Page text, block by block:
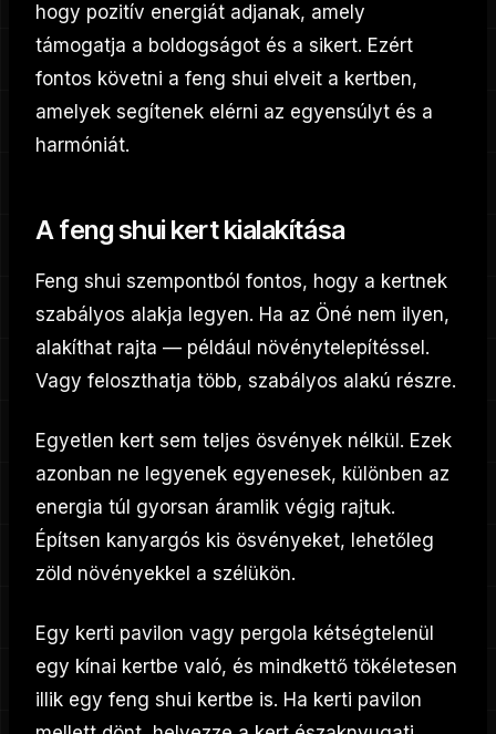
hogy pozitív energiát adjanak, amely
támogatja a boldogságot és a sikert. Ezért
fontos követni a feng shui elveit a kertben,
amelyek segítenek elérni az egyensúlyt és a
harmóniát.
A feng shui kert kialakítása
Feng shui szempontból fontos, hogy a kertnek
szabályos alakja legyen. Ha az Öné nem ilyen,
alakíthat rajta — például növénytelepítéssel.
Vagy feloszthatja több, szabályos alakú részre.
Egyetlen kert sem teljes ösvények nélkül. Ezek
azonban ne legyenek egyenesek, különben az
energia túl gyorsan áramlik végig rajtuk.
Építsen kanyargós kis ösvényeket, lehetőleg
zöld növényekkel a szélükön.
Egy kerti pavilon vagy pergola kétségtelenül
egy kínai kertbe való, és mindkettő tökéletesen
illik egy feng shui kertbe is. Ha kerti pavilon